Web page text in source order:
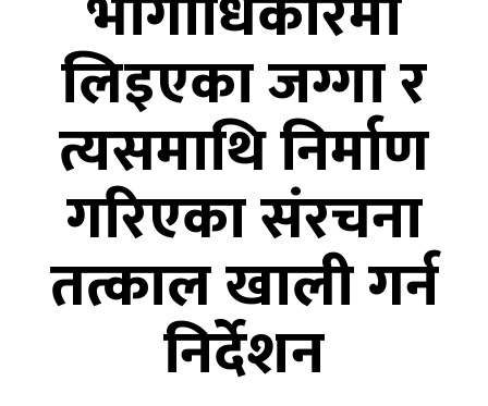
लिइएका जग्गा र
त्यसमाथि निर्माण
गरिएका संरचना
तत्काल खाली गर्न
निर्देशन